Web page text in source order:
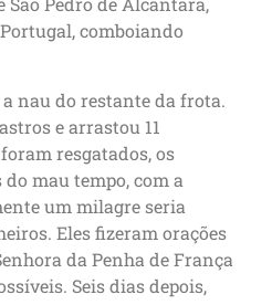
comboiando
nau do restante da frota.
e arrastou 11
resgatados, os
mau tempo, com a
um milagre seria
Eles fizeram orações
da Penha de França
Seis dias depois,